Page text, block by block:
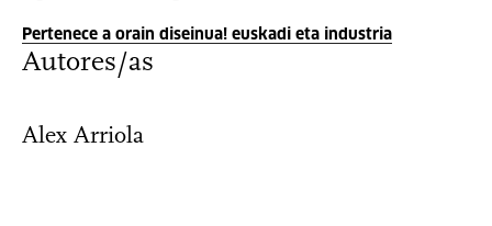
Pertenece a orain diseinua! euskadi eta industria
Autores/as
Alex Arriola